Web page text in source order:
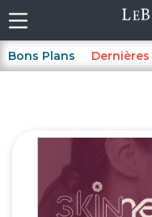
Bons Plans